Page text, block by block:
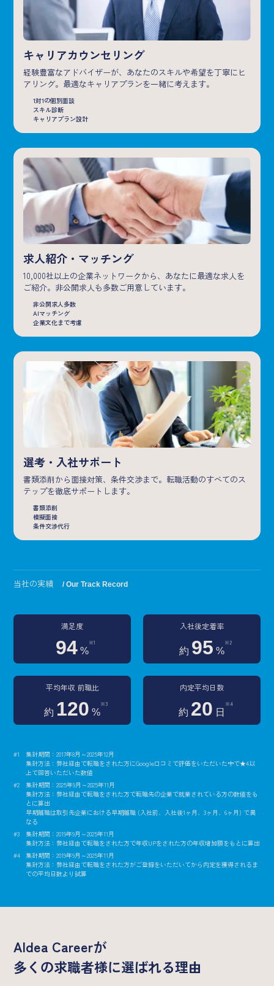
キャリアカウンセリング
経験豊富なアドバイザーが、あなたのスキルや希望を丁寧にヒ
アリング。最適なキャリアプランを一緒に考えます。
1対1の個別面談
スキル診断
キャリアプラン設計
求人紹介・マッチング
10,000社以上の企業ネットワークから、あなたに最適な求人を
ご紹介。非公開求人も多数ご用意しています。
非公開求人多数
AIマッチング
企業文化まで考慮
選考・入社サポート
書類添削から面接対策、条件交渉まで。転職活動のすべてのス
テップを徹底サポートします。
書類添削
模擬面接
条件交渉代行
当社の実績 / Our Track Record
満足度
94 %
※1
入社後定着率
約 95 %
※2
平均年収 前職比
約 120 %
※3
内定平均日数
約 20 日
※4
集計期間：2017年8月～2025年12月
集計方法：弊社経由で転職をされた方にGoogle口コミで評価をいただいた中で★4以
上で回答いただいた数値
集計期間：2025年9月～2025年11月
集計方法：弊社経由で転職をされた方で転職先の企業で就業されている方の数値をも
とに算出
早期離職は取引先企業における早期離職 (入社前、入社後1ヶ月、3ヶ月、6ヶ月) で異
なる
集計期間：2019年9月～2025年11月
集計方法：弊社経由で転職をされた方で年収UPをされた方の年収増加額をもとに算出
集計期間：2019年9月～2025年11月
集計方法：弊社経由で転職をされた方がご登録をいただいてから内定を獲得されるま
での平均日数より試算
AIdea Careerが
多くの求職者様に選ばれる理由